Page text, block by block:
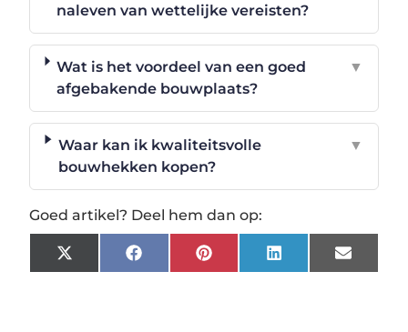
naleven van wettelijke vereisten?
Wat is het voordeel van een goed
afgebakende bouwplaats?
▼
Waar kan ik kwaliteitsvolle
bouwhekken kopen?
▼
Goed artikel? Deel hem dan op:
X
(Twitter)
FacebookPinterestLinkedInEmail